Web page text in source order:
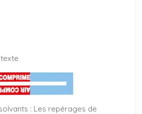
: Les repérages de